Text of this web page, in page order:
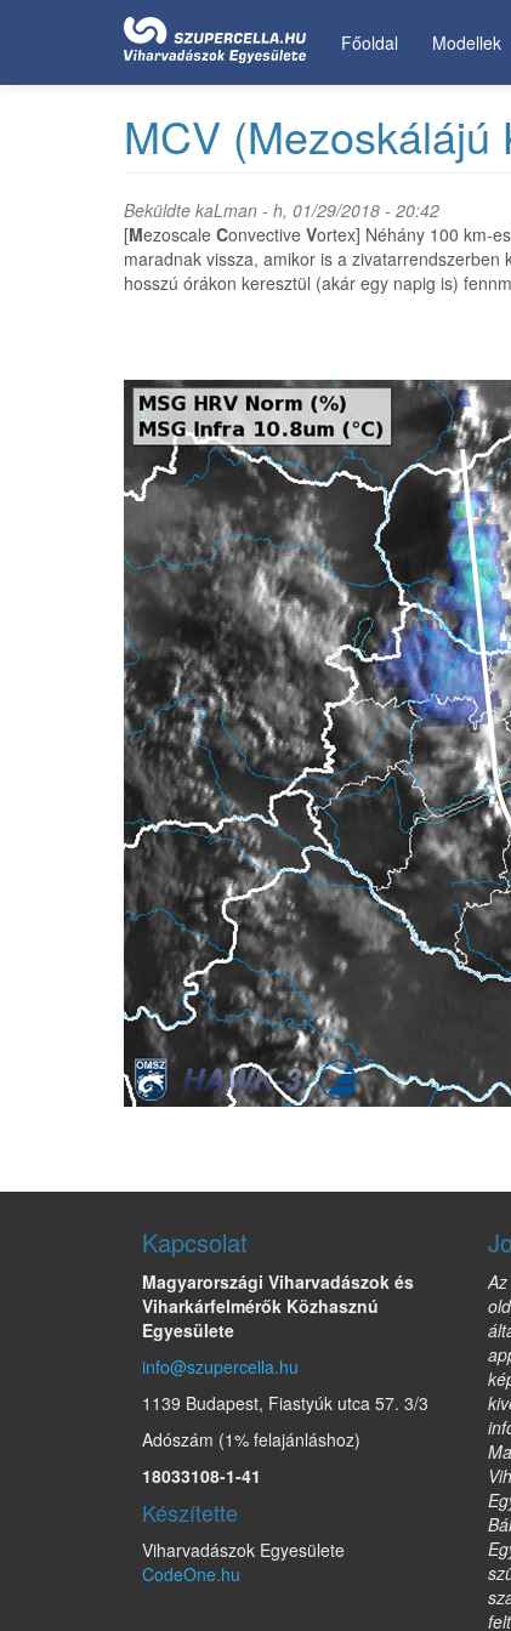
Főoldal Modellek
MCV (Mezoskálájú
Beküldte kaLman - h, 01/29/2018 - 20:42
[Mezoscale Convective Vortex] Néhány 100 km-
maradnak vissza, amikor is a
hosszú órákon keresztül (akár egy napig is)
Kapcsolat
Magyarországi Viharvadászok és
Viharkárfelmérők Közhasznú
Egyesülete
info@szupercella.hu
1139 Budapest, Fiastyúk utca 57. 3/3
Adószám (1% felajánláshoz)
18033108-1-41
Készítette
Viharvadászok Egyesülete
CodeOne.hu